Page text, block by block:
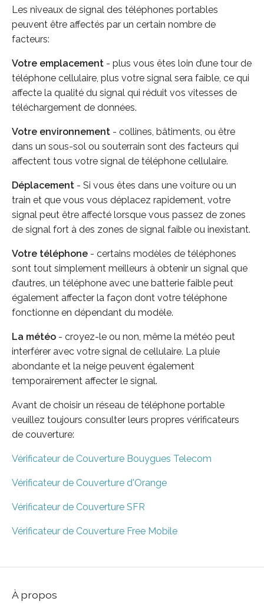
Les niveaux de signal des téléphones portables
peuvent être affectés par un certain nombre de
facteurs:
Votre emplacement - plus vous êtes loin d’une tour de
téléphone cellulaire, plus votre signal sera faible, ce qui
affecte la qualité du signal qui réduit vos vitesses de
téléchargement de données.
Votre environnement - collines, bâtiments, ou être
dans un sous-sol ou souterrain sont des facteurs qui
affectent tous votre signal de téléphone cellulaire.
Déplacement - Si vous êtes dans une voiture ou un
train et que vous vous déplacez rapidement, votre
signal peut être affecté lorsque vous passez de zones
de signal fort à des zones de signal faible ou inexistant.
Votre téléphone - certains modèles de téléphones
sont tout simplement meilleurs à obtenir un signal que
d’autres, un téléphone avec une batterie faible peut
également affecter la façon dont votre téléphone
fonctionne en dépendant du modèle.
La météo - croyez-le ou non, même la météo peut
interférer avec votre signal de cellulaire. La pluie
abondante et la neige peuvent également
temporairement affecter le signal.
Avant de choisir un réseau de téléphone portable
veuillez toujours consulter leurs propres vérificateurs
de couverture:
Vérificateur de Couverture Bouygues Telecom
Vérificateur de Couverture d'Orange
Vérificateur de Couverture SFR
Vérificateur de Couverture Free Mobile
À propos